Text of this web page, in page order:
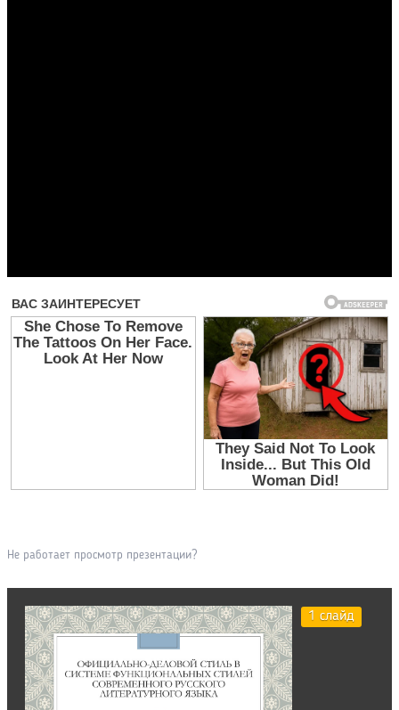
Не работает просмотр презентации?
1 слайд